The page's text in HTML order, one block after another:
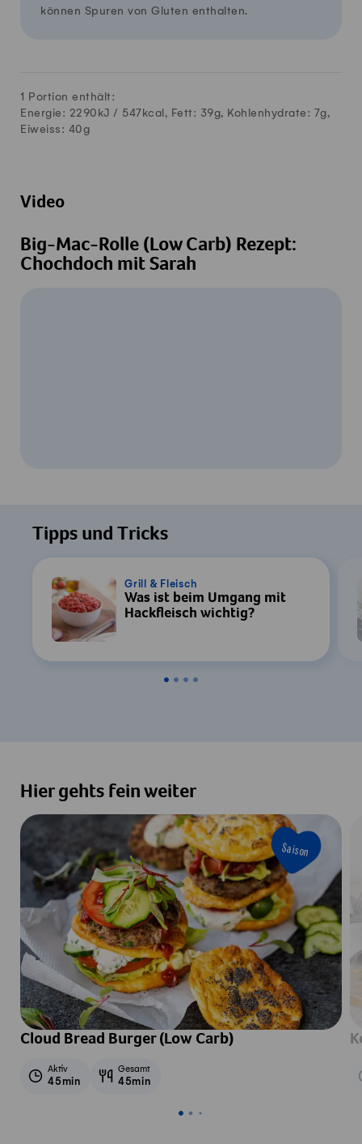
können Spuren von Gluten enthalten.
1 Portion enthält:
Energie: 2290kJ / 547kcal, Fett: 39g, Kohlenhydrate: 7g,
Eiweiss: 40g
Video
Big-Mac-Rolle (Low Carb) Rezept:
Chochdoch mit Sarah
Ihre Zustimmung zur Datenverarbeitung
durch YouTube erforderlich. Details finden
Einstellungen
Tipps und Tricks
Grill & Fleisch
Was ist beim Umgang mit
Hackfleisch wichtig?
Hier gehts fein weiter
Saison
Cloud Bread Burger (Low Carb)
Aktiv
45min
Gesamt
45min